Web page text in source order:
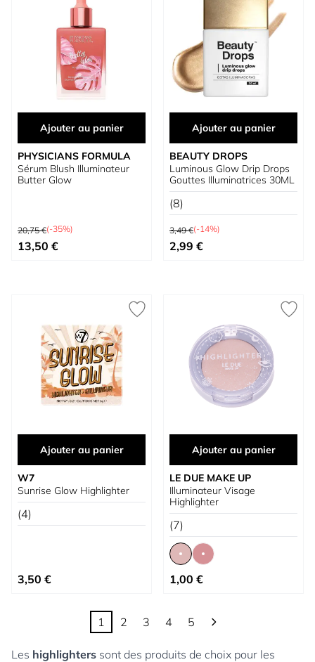
Ajouter au panier
PHYSICIANS FORMULA
Sérum Blush Illuminateur
Butter Glow
Prix normal
20,75 €(-35%)
Prix spécial
13,50 €
Ajouter au panier
BEAUTY DROPS
Luminous Glow Drip Drops
Gouttes Illuminatrices 30ML
(8)
Prix normal
3,49 €(-14%)
Prix spécial
2,99 €
Ajouter au panier
W7
Sunrise Glow Highlighter
(4)
3,50 €
Ajouter au panier
LE DUE MAKE UP
Illuminateur Visage
Highlighter
(7)
À partir de
1,00 €
Vous lisez actuellement la page
1
Page
2
Page
3
Page
4
Page
5
Les highlighters sont des produits de choix pour les